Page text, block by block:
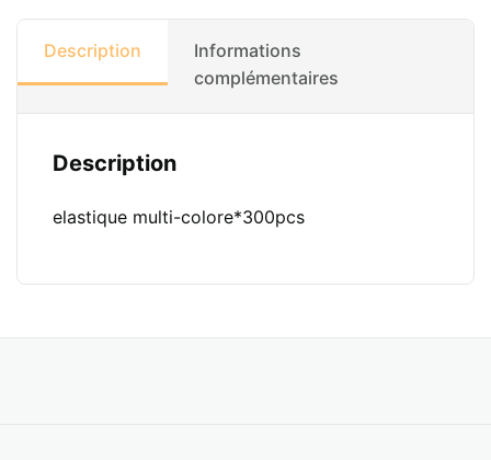
Description
Informations
complémentaires
Description
elastique multi-colore*300pcs